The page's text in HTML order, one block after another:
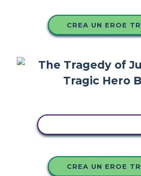
CREA UN EROE
CREA UN EROE